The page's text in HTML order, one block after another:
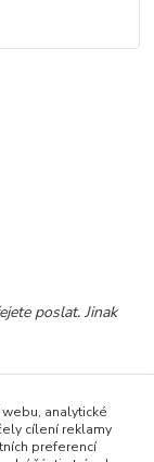
poslat. Jinak
analytické
cílení reklamy
preferencí